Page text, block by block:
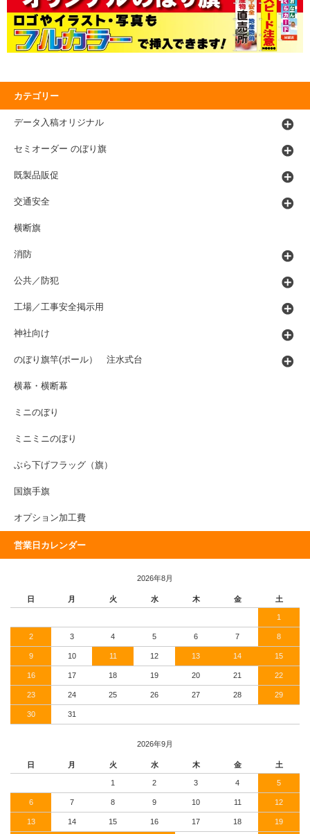
カテゴリー
データ入稿オリジナル
セミオーダー のぼり旗
既製品販促
交通安全
横断旗
消防
公共／防犯
工場／工事安全掲示用
神社向け
のぼり旗竿(ポール） 注水式台
横幕・横断幕
ミニのぼり
ミニミニのぼり
ぶら下げフラッグ（旗）
国旗手旗
オプション加工費
営業日カレンダー
2026年8月
日 月 火 水 木 金 土
1
2 3 4 5 6 7 8
9 10 11 12 13 14 15
16 17 18 19 20 21 22
23 24 25 26 27 28 29
30 31
2026年9月
日 月 火 水 木 金 土
1 2 3 4 5
6 7 8 9 10 11 12
13 14 15 16 17 18 19